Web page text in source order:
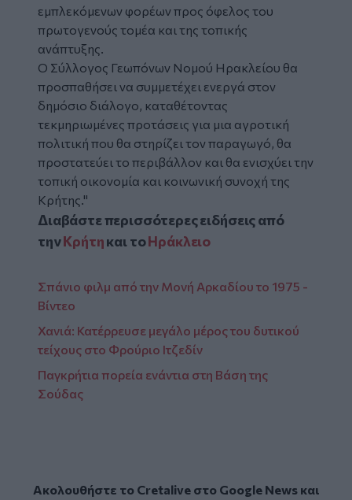
εμπλεκόμενων φορέων προς όφελος του
πρωτογενούς τομέα και της τοπικής
ανάπτυξης.
Ο Σύλλογος Γεωπόνων Νομού Ηρακλείου θα
προσπαθήσει να συμμετέχει ενεργά στον
δημόσιο διάλογο, καταθέτοντας
τεκμηριωμένες προτάσεις για μια αγροτική
πολιτική που θα στηρίζει τον παραγωγό, θα
προστατεύει το περιβάλλον και θα ενισχύει την
τοπική οικονομία και κοινωνική συνοχή της
Κρήτης."
Διαβάστε περισσότερες ειδήσεις από
τηνΚρήτηκαι τοΗράκλειο
Σπάνιο φιλμ από την Μονή Αρκαδίου το 1975 -
Βίντεο
Χανιά: Κατέρρευσε μεγάλο μέρος του δυτικού
τείχους στο Φρούριο Ιτζεδίν
Παγκρήτια πορεία ενάντια στη Βάση της
Σούδας
Ακολουθήστε το Cretalive στο Google Newsκαι